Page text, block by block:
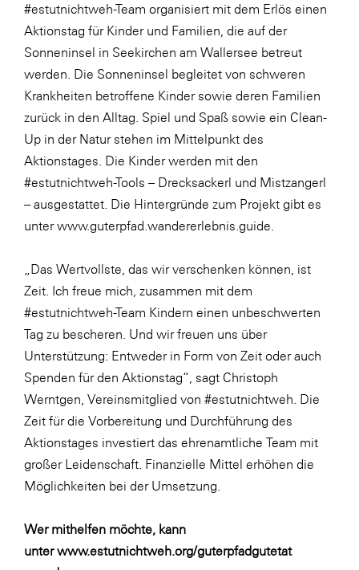
#estutnichtweh-Team organisiert mit dem Erlös einen
Aktionstag für Kinder und Familien, die auf der
Sonneninsel in Seekirchen am Wallersee betreut
werden. Die Sonneninsel begleitet von schweren
Krankheiten betroffene Kinder sowie deren Familien
zurück in den Alltag. Spiel und Spaß sowie ein Clean-
Up in der Natur stehen im Mittelpunkt des
Aktionstages. Die Kinder werden mit den
#estutnichtweh-Tools – Drecksackerl und Mistzangerl
– ausgestattet. Die Hintergründe zum Projekt gibt es
unterwww.guterpfad.wandererlebnis.guide
„Das Wertvollste, das wir verschenken können, ist
Zeit. Ich freue mich, zusammen mit dem
#estutnichtweh-Team Kindern einen unbeschwerten
Tag zu bescheren. Und wir freuen uns über
Unterstützung: Entweder in Form von Zeit oder auch
Spenden für den Aktionstag“, sagt Christoph
Werntgen, Vereinsmitglied von #estutnichtweh. Die
Zeit für die Vorbereitung und Durchführung des
Aktionstages investiert das ehrenamtliche Team mit
großer Leidenschaft. Finanzielle Mittel erhöhen die
Möglichkeiten bei der Umsetzung.
Wer mithelfen möchte, kann
unterwww.estutnichtweh.org/guterpfadgutetat